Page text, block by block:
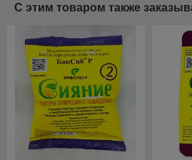
С этим товаром также